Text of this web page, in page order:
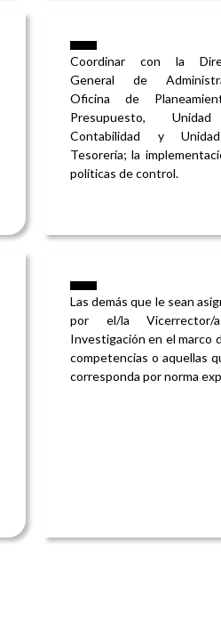
Coordinar con la
General de
Oficina de
Presupuesto,
Contabilidad y
Tesorería; la
políticas de control.
Las demás que le sean
por el/la
Investigación en el marco
competencias o aquellas
corresponda por norma